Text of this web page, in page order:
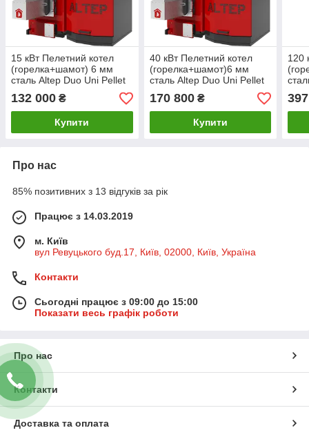
15 кВт Пелетний котел
(горелка+шамот) 6 мм
сталь Altep Duo Uni Pellet
(KT-2EPG) Plus
132 000 ₴
Купити
40 кВт Пелетний котел
(горелка+шамот)6 мм
сталь Altep Duo Uni Pellet
(KT-2EPG) Plus
170 800₴
Купити
120
Про нас
85% позитивних з 13 відгуків за рік
Працює з 14.03.2019
м. Київ
вул Ревуцького буд.17, Київ, 02000, Київ, Україна
Контакти
Сьогодні працює з 09:00 до 15:00
Показати весь графік роботи
Про нас
Контакти
Доставка та оплата